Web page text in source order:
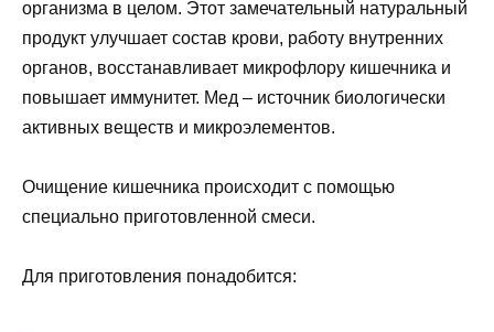
организма в целом. Этот замечательный натуральный
продукт улучшает состав крови, работу внутренних
органов, восстанавливает микрофлору кишечника и
повышает иммунитет. Мед – источник биологически
активных веществ и микроэлементов.
Очищение кишечника происходит с помощью
специально приготовленной смеси.
Для приготовления понадобится: